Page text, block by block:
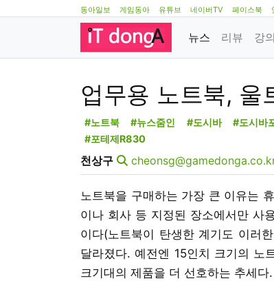
동아일보 게임동아 유튜브 네이버TV 페이스북
뉴스 리뷰 강의
업무용 노트북, 울
#노트북 #뉴스줌인 #도시바 #도시바
#포테제R830
천상구
노트북을 구매하는 가장 큰 이유는
이나 회사 등 지정된 장소에서만 사
이다(노트북이 탄생한 계기도 이러
달라졌다. 예전엔 15인치 크기의 노
크기대의 제품을 더 선호하는 추세다.